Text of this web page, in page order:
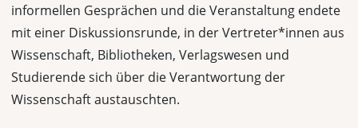
informellen Gesprächen und die Veranstaltung endete
mit einer Diskussionsrunde, in der Vertreter*innen aus
Wissenschaft, Bibliotheken, Verlagswesen und
Studierende sich über die Verantwortung der
Wissenschaft austauschten.